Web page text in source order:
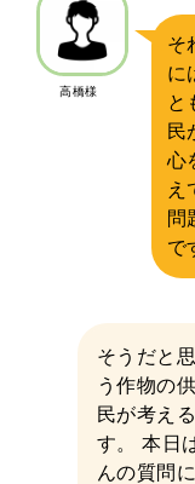
高橋様
そ
に
と
民
心
え
問
で
そうだと
う作物の
民が考え
す。 本日
んの質問